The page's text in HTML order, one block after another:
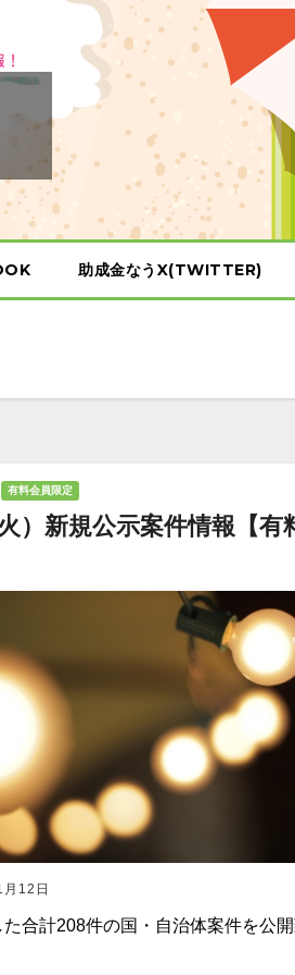
助成金なうX(TWITTER)
有料会員限定
）新規公示案件情報【有
12日
合計208件の国・自治体案件を公